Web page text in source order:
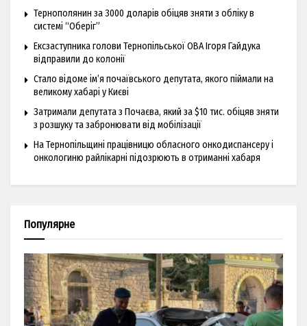
Тернополянин за 3000 доларів обіцяв зняти з обліку в
системі “Оберіг”
Ексзаступника голови Тернопільської ОВА Ігоря Гайдука
відправили до колонії
Стало відоме ім’я почаївського депутата, якого піймали на
великому хабарі у Києві
Затримали депутата з Почаєва, який за $10 тис. обіцяв зняти
з розшуку та забронювати від мобілізації
На Тернопільщині працівницю обласного онкодиспансеру і
онкологиню райлікарні підозрюють в отриманні хабаря
Популярне